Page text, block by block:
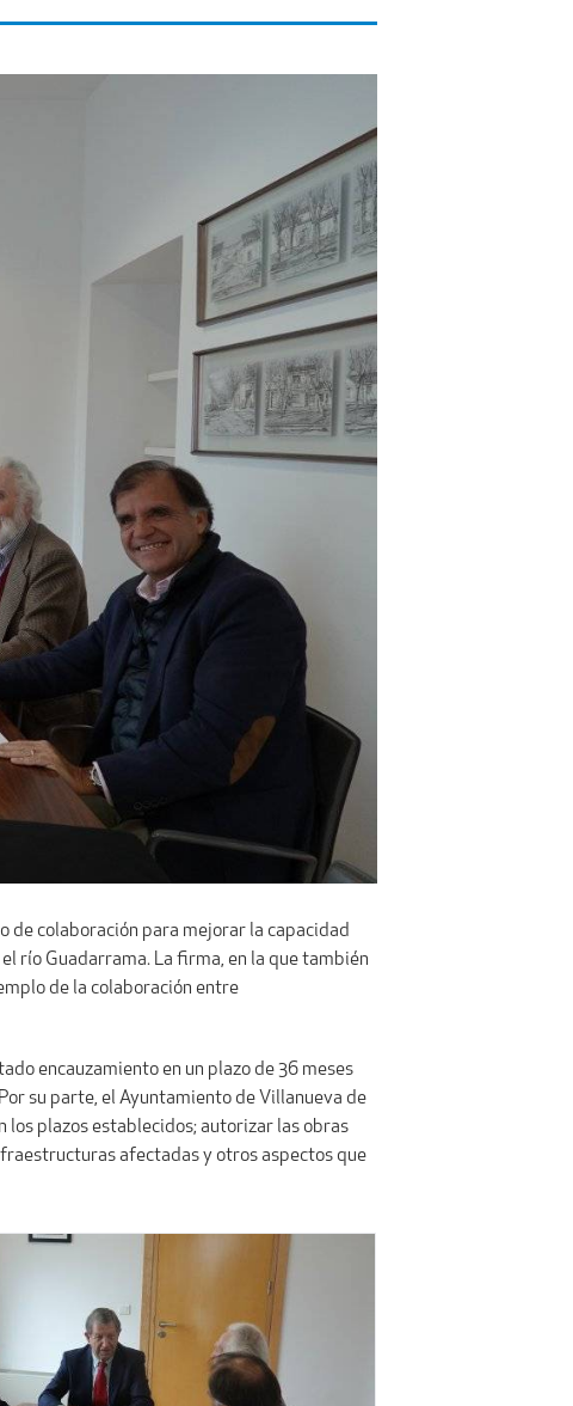
de colaboración para mejorar la capacidad
río Guadarrama. La firma, en la que también
de la colaboración entre
encauzamiento en un plazo de 36 meses
su parte, el Ayuntamiento de Villanueva de
los plazos establecidos; autorizar las obras
afectadas y otros aspectos que